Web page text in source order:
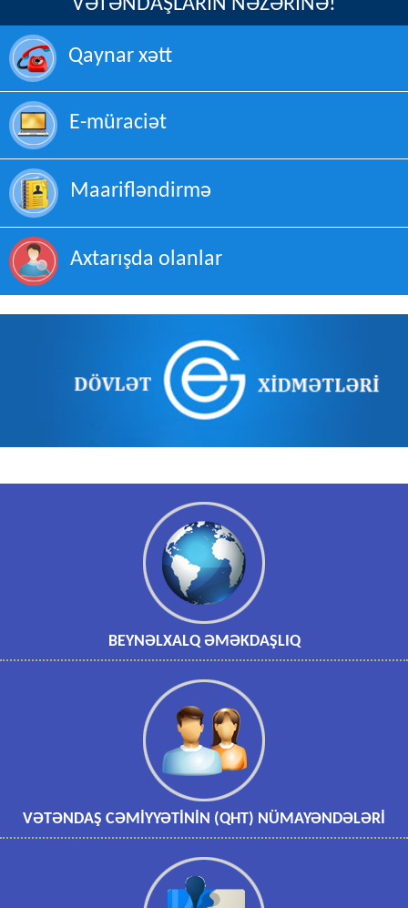
VƏTƏNDAŞLARIN NƏZƏRİNƏ!
Qaynar xətt
E-müraciət
Maarifləndirmə
Axtarışda olanlar
BEYNƏLXALQ ƏMƏKDAŞLIQ
VƏTƏNDAŞ CƏMİYYƏTİNİN (QHT) NÜMAYƏNDƏLƏRİ